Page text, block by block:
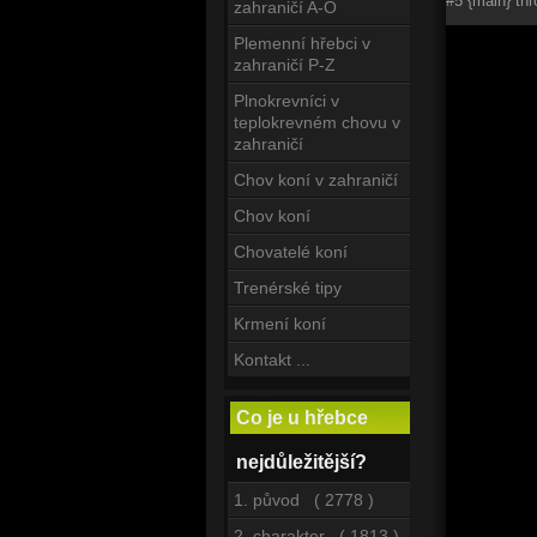
zahraničí A-O
Plemenní hřebci v
zahraničí P-Z
Plnokrevníci v
teplokrevném chovu v
zahraničí
Chov koní v zahraničí
Chov koní
Chovatelé koní
Trenérské tipy
Krmení koní
Kontakt ...
Co je u hřebce
nejdůležitější?
1. původ ( 2778 )